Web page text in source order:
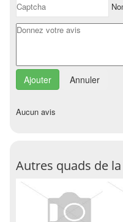
Annuler
Aucun avis
Autres quads de